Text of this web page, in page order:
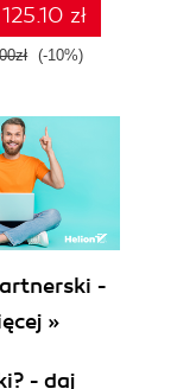
125.10 zł
(-10%)
-
»
- daj